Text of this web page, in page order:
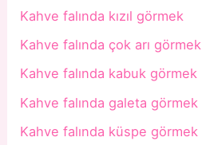
Kahve falında kızıl görmek
Kahve falında çok arı görmek
Kahve falında kabuk görmek
Kahve falında galeta görmek
Kahve falında küspe görmek